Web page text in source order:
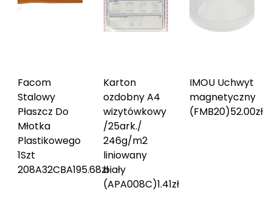
Facom
Stalowy
Płaszcz Do
Młotka
Plastikowego
1Szt
208A32CBA195.68zł
Karton
ozdobny A4
wizytówkowy
/25ark./
246g/m2
liniowany
biały
(APA008C)1.41zł
IMOU Uchwyt
magnetyczny
(FMB20)52.00zł